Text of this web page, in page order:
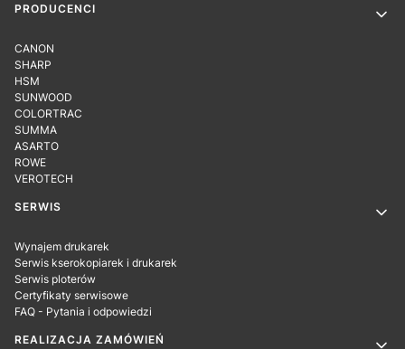
PRODUCENCI
CANON
SHARP
HSM
SUNWOOD
COLORTRAC
SUMMA
ASARTO
ROWE
VEROTECH
SERWIS
Wynajem drukarek
Serwis kserokopiarek i drukarek
Serwis ploterów
Certyfikaty serwisowe
FAQ - Pytania i odpowiedzi
REALIZACJA ZAMÓWIEŃ